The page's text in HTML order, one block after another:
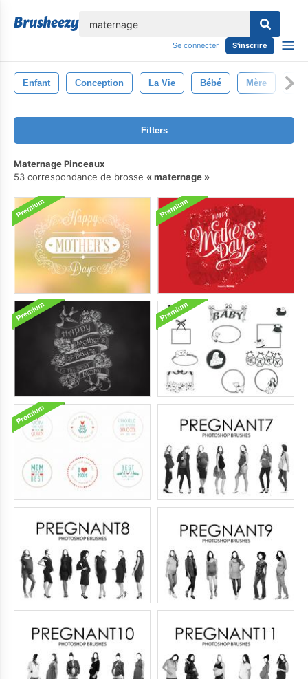
Se connecter S'inscrire
Enfant Conception La Vie Bébé Mère
Filters
Maternage Pinceaux
53 correspondance de brosse
maternage